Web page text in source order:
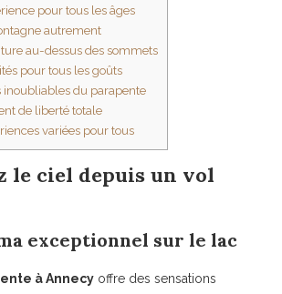
pour tous les âges
autrement
au-dessus des sommets
pour tous les goûts
inoubliables du parapente
de liberté totale
variées pour tous
le ciel depuis un vol
exceptionnel sur le lac
à Annecy offre des sensations